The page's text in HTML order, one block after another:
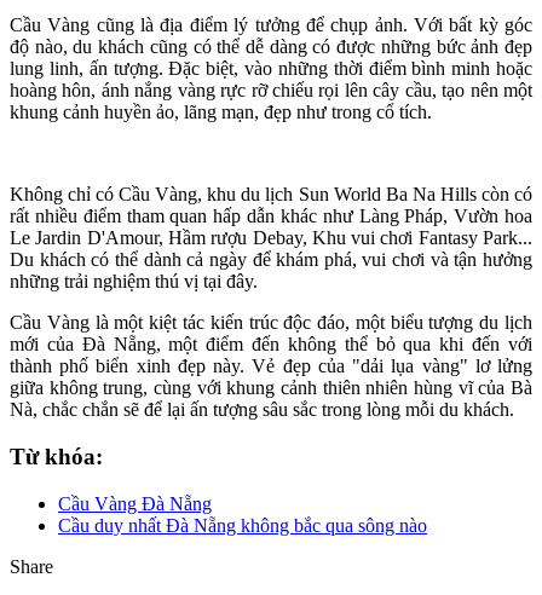
Cầu Vàng cũng là địa điểm lý tưởng để chụp ảnh. Với bất kỳ góc
độ nào, du khách cũng có thể dễ dàng có được những bức ảnh đẹp
lung linh, ấn tượng. Đặc biệt, vào những thời điểm bình minh hoặc
hoàng hôn, ánh nắng vàng rực rỡ chiếu rọi lên cây cầu, tạo nên một
khung cảnh huyền ảo, lãng mạn, đẹp như trong cổ tích.
Không chỉ có Cầu Vàng, khu du lịch Sun World Ba Na Hills còn có
rất nhiều điểm tham quan hấp dẫn khác như Làng Pháp, Vườn hoa
Le Jardin D'Amour, Hầm rượu Debay, Khu vui chơi Fantasy Park...
Du khách có thể dành cả ngày để khám phá, vui chơi và tận hưởng
những trải nghiệm thú vị tại đây.
Cầu Vàng là một kiệt tác kiến trúc độc đáo, một biểu tượng du lịch
mới của Đà Nẵng, một điểm đến không thể bỏ qua khi đến với
thành phố biển xinh đẹp này. Vẻ đẹp của "dải lụa vàng" lơ lửng
giữa không trung, cùng với khung cảnh thiên nhiên hùng vĩ của Bà
Nà, chắc chắn sẽ để lại ấn tượng sâu sắc trong lòng mỗi du khách.
Từ khóa:
Cầu Vàng Đà Nẵng
Cầu duy nhất Đà Nẵng không bắc qua sông nào
Share